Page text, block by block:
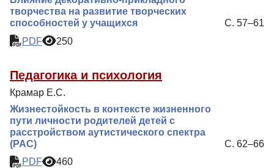
творчества на развитие творческих
способностей у учащихся
С. 57–61
PDF
250
Педагогика и психология
Крамар Е.С.
Жизнестойкость в контексте жизненного
пути личности родителей детей с
расстройством аутистического спектра
(РАС)
С. 62–66
PDF
460